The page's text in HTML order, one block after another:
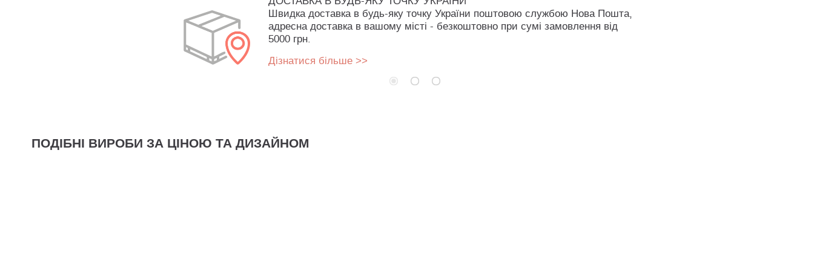
Швидка доставка в будь-яку точку України поштовою службою Нова Пошта,
адресна доставка в вашому місті - безкоштовно при сумі замовлення від
5000 грн.
Дізнатися більше >>
ПОДІБНІ ВИРОБИ ЗА ЦІНОЮ ТА ДИЗАЙНОМ